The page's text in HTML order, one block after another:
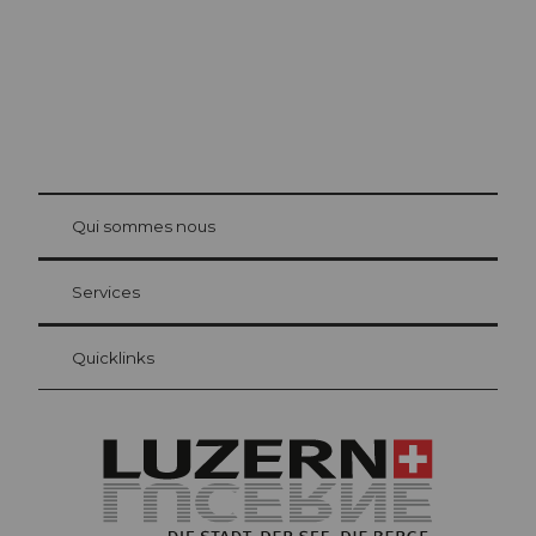
Carte d’hôte Lucerne
Vos avantages en tant qu'hôte pour la nuit
at Bre
Qui sommes nous
Services
Quicklinks